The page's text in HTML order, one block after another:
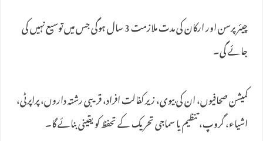
چیئرپرسن اور ارکان کی مدت ملازمت 3 سال ہوگی جس میں توسیع نہیں کی
جائے گی۔
کمیشن صحافیوں، ان کی بیوی، زیر کفالت افراد، قریبی رشتہ داروں، پراپرٹی،
اشیاء، گروپ، تنظیم یا سماجی تحریک کے تحفظ کو یقینی بنائے گا۔